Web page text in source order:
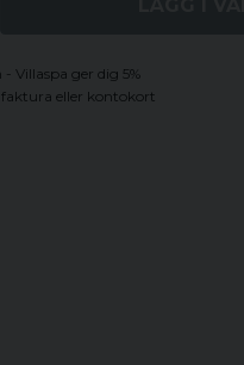
Villaspa ger dig 5%
eller kontokort